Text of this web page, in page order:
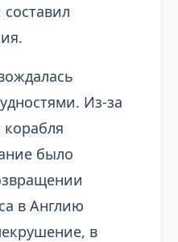
Из-за
корабля
было
в Англию
в